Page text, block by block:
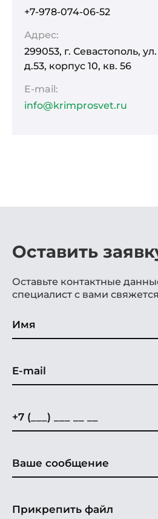
+7-978-074-06-52
Адрес:
299053, г. Севастополь,
д.53, корпус 10, кв. 56
E-mail:
info@krimprosvet.ru
Оставить
Оставьте контактные
специалист с вами свяжется
Прикрепить файл